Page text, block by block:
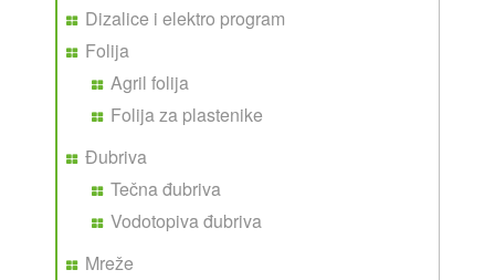
Dizalice i elektro program
Folija
Agril folija
Folija za plastenike
Đubriva
Tečna đubriva
Vodotopiva đubriva
Mreže